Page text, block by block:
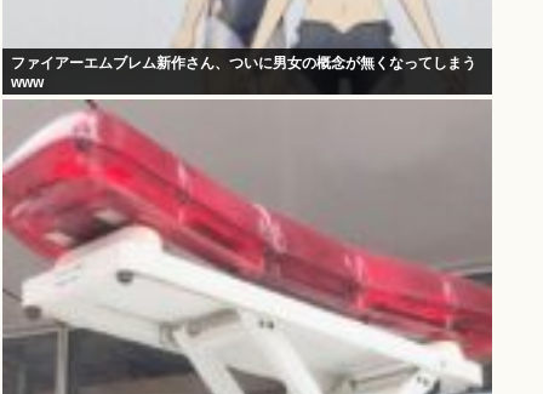
ファイアーエムブレム新作さん、ついに男女の概念が無くなってしまう
www